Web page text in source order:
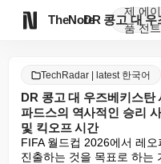
TheNote
제
품
에이
전트
TechRadar | latest 한국어
DR 콩고 대 우즈베키스탄
파드스의 역사적인 승리
및 킥오프 시간
FIFA 월드컵 2026에서 레
진출하는 것을 목표로 하는